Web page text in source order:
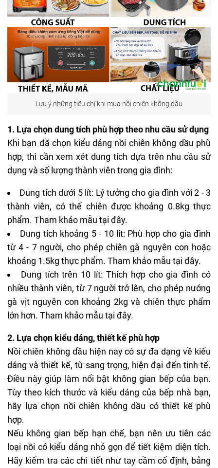
Lưu ý những tiêu chí khi mua nồi chiên không dầu
1. Lựa chọn dung tích phù hợp theo nhu cầu sử dụng
Khi bạn đã chọn kiểu dáng nồi chiên không dầu phù
hợp, thì cần xem xét dung tích dựa trên nhu cầu sử
dụng và số lượng thành viên trong gia đình:
Dung tích dưới 5 lít: Lý tưởng cho gia đình với 2 - 3
thành viên, có thể chiên được khoảng 0.8kg thực
phẩm. Tham khảo mẫu tại đây.
Dung tích khoảng 5 - 10 lít: Phù hợp cho gia đình
từ 4 - 7 người, cho phép chiên gà nguyên con hoặc
khoảng 1.5kg thực phẩm. Tham khảo mẫu tại đây.
Dung tích trên 10 lít: Thích hợp cho gia đình có
nhiều thành viên, từ 7 người trở lên, cho phép nướng
gà vịt nguyên con khoảng 2kg và chiên thực phẩm
lớn hơn. Tham khảo mẫu tại đây.
2. Lựa chọn kiểu dáng, thiết kế phù hợp
Nồi chiên không dầu hiện nay có sự đa dạng về kiểu
dáng và thiết kế, từ sang trọng, hiện đại đến tinh tế.
Điều này giúp làm nổi bật không gian bếp của bạn.
Tùy theo kích thước và kiểu dáng của bếp nhà bạn,
hãy lựa chọn nồi chiên không dầu có thiết kế phù
hợp.
Nếu không gian bếp hạn chế, bạn nên ưu tiên các
loại nồi có kiểu dáng nhỏ gọn để tiết kiệm diện tích.
Hãy kiểm tra các chi tiết như tay cầm cố định, bảng